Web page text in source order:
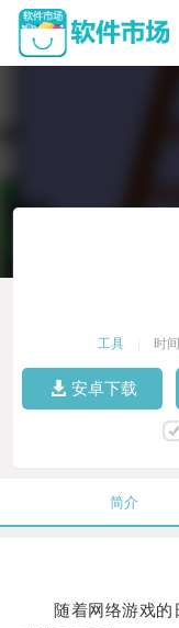
工具 时
安卓下载
简介
随着网络游戏的